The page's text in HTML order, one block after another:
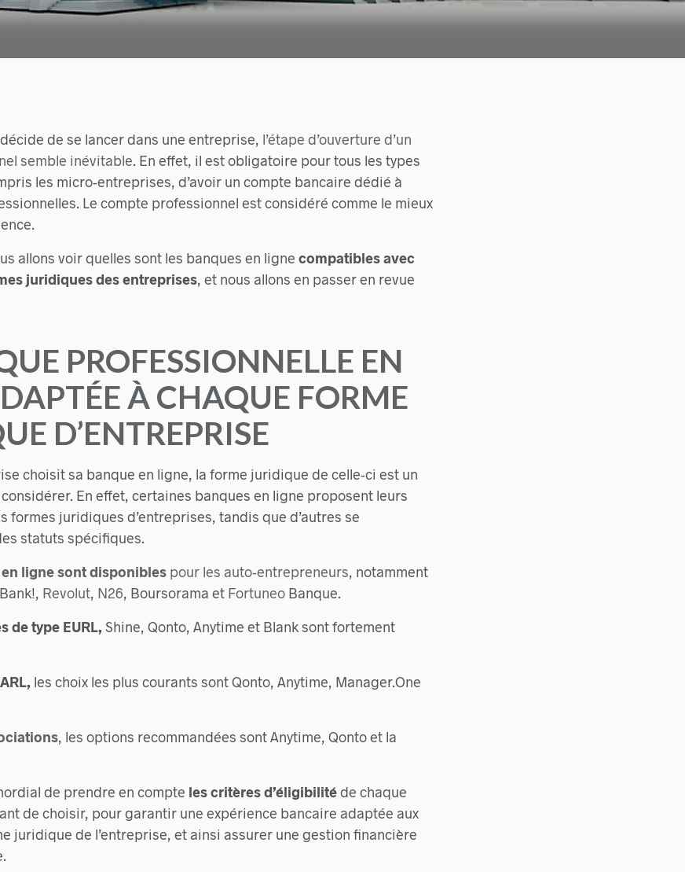
de se lancer dans une entreprise, l’étape d’ouverture d’un
semble inévitable. En effet, il est obligatoire pour tous les types
les micro-entreprises, d’avoir un compte bancaire dédié à
Le compte professionnel est considéré comme le mieux
allons voir quelles sont les banques en ligne compatibles avec
juridiques des entreprises, et nous allons en passer en revue
PROFESSIONNELLE EN
À CHAQUE FORME
D’ENTREPRISE
choisit sa banque en ligne, la forme juridique de celle-ci est un
En effet, certaines banques en ligne proposent leurs
formes juridiques d’entreprises, tandis que d’autres se
statuts spécifiques.
ligne sont disponibles pour les auto-entrepreneurs, notamment
Revolut, N26, Boursorama et Fortuneo Banque.
de type EURL, Shine, Qonto, Anytime et Blank sont fortement
les choix les plus courants sont Qonto, Anytime, Manager.One
, les options recommandées sont Anytime, Qonto et la
de prendre en compte les critères d’éligibilitéde chaque
de choisir, pour garantir une expérience bancaire adaptée aux
juridique de l’entreprise, et ainsi assurer une gestion financière